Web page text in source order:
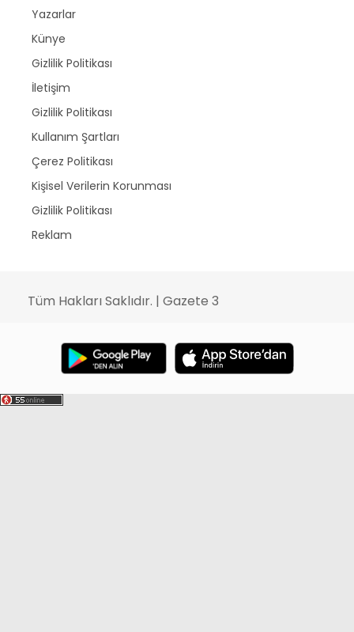
Yazarlar
Künye
Gizlilik Politikası
İletişim
Gizlilik Politikası
Kullanım Şartları
Çerez Politikası
Kişisel Verilerin Korunması
Gizlilik Politikası
Reklam
Tüm Hakları Saklıdır. | Gazete 3